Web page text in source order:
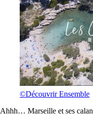
©Découvrir Ensemble
Ahhh… Marseille et ses